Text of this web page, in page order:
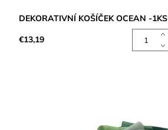
DEKORATIVNÍ KOŠÍČEK OCEAN -1KS
€13,19